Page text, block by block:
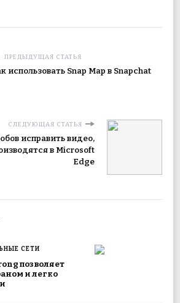
ПРЕДЫДУЩАЯ СТАТЬЯ
использовать Snap Map в Snapchat
СЛЕДУЮЩАЯ СТАТЬЯ
исправить видео,
в Microsoft
Edge
СЕТИ
позволяет
и легко